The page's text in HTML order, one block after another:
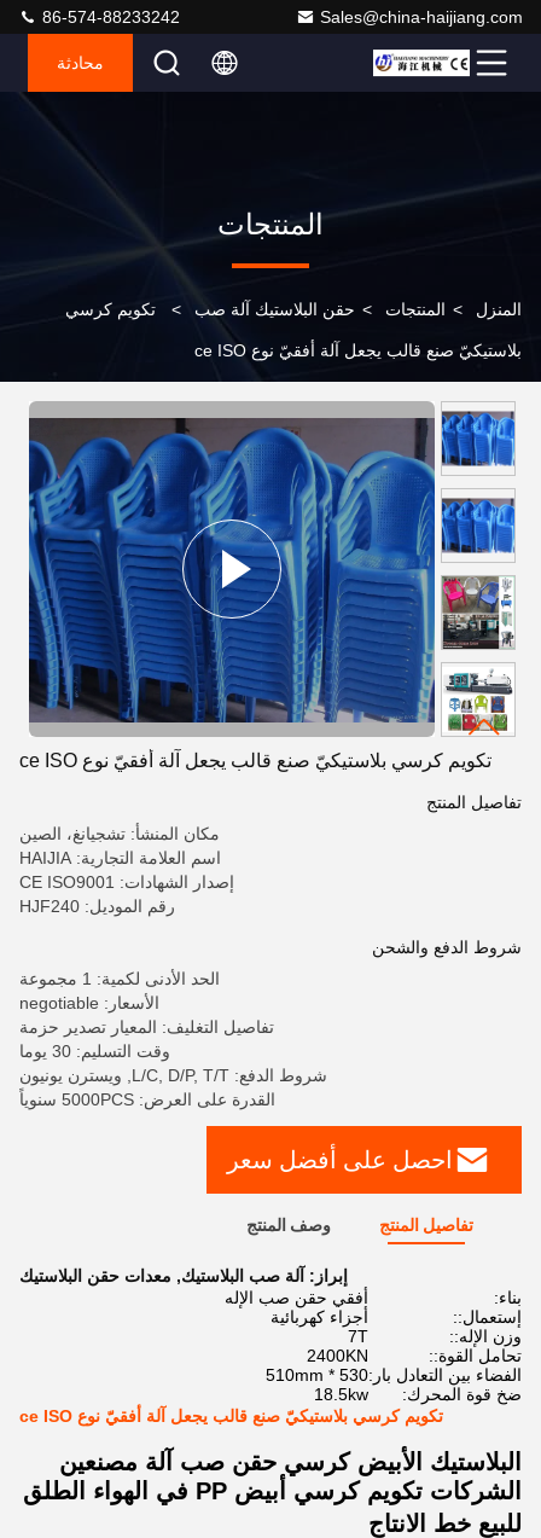
Sales@china-haijiang.com
86-574-88233242
محادثة
المنتجات
المنزل > المنتجات > حقن البلاستيك آلة صب > تكويم كرسي
بلاستيكيّ صنع قالب يجعل آلة أفقيّ نوع ce ISO
تكويم كرسي بلاستيكيّ صنع قالب يجعل آلة أفقيّ نوع ce ISO
تفاصيل المنتج
مكان المنشأ: تشجيانغ، الصين
اسم العلامة التجارية: HAIJIA
إصدار الشهادات: CE ISO9001
رقم الموديل: HJF240
شروط الدفع والشحن
الحد الأدنى لكمية: 1 مجموعة
الأسعار: negotiable
تفاصيل التغليف: المعيار تصدير حزمة
وقت التسليم: 30 يوما
شروط الدفع: L/C, D/P, T/T, ويسترن يونيون
القدرة على العرض: 5000PCS سنوياً
احصل على أفضل سعر
تفاصيل المنتج وصف المنتج
إبراز: آلة صب البلاستيك, معدات حقن البلاستيك
بناء:
أفقي حقن صب الإله
إستعمال::
أجزاء كهربائية
وزن الإله::
7T
تحامل القوة::
2400KN
الفضاء بين التعادل بار:530 * 510mm
ضخ قوة المحرك:
18.5kw
تكويم كرسي بلاستيكيّ صنع قالب يجعل آلة أفقيّ نوع ce ISO
البلاستيك الأبيض كرسي حقن صب آلة مصنعين
الشركات تكويم كرسي أبيض PP في الهواء الطلق
للبيع خط الانتاج